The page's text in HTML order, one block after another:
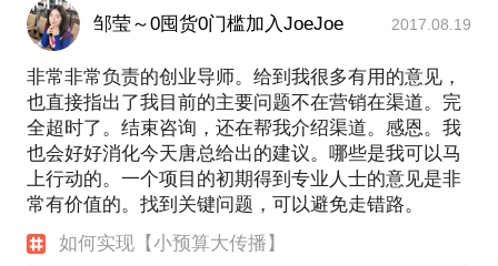
邹莹～0囤货0门槛加入JoeJoe 2017.08.19
非常非常负责的创业导师。给到我很多有用的意见，
也直接指出了我目前的主要问题不在营销在渠道。完
全超时了。结束咨询，还在帮我介绍渠道。感恩。我
也会好好消化今天唐总给出的建议。哪些是我可以马
上行动的。一个项目的初期得到专业人士的意见是非
常有价值的。找到关键问题，可以避免走错路。
如何实现【小预算大传播】